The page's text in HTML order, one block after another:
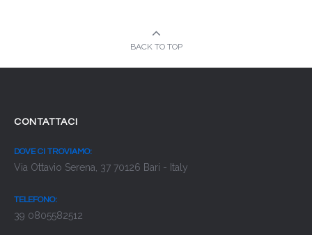
BACK TO TOP
CONTATTACI
DOVE CI TROVIAMO:
Via Ottavio Serena, 37 70126 Bari - Italy
TELEFONO:
39 0805582512